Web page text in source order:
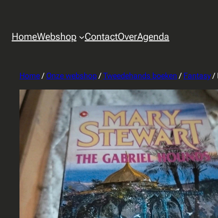
HomeWebshop ContactOverAgenda
Home / Onze webshop / Tweedehands boeken / Fantasy /